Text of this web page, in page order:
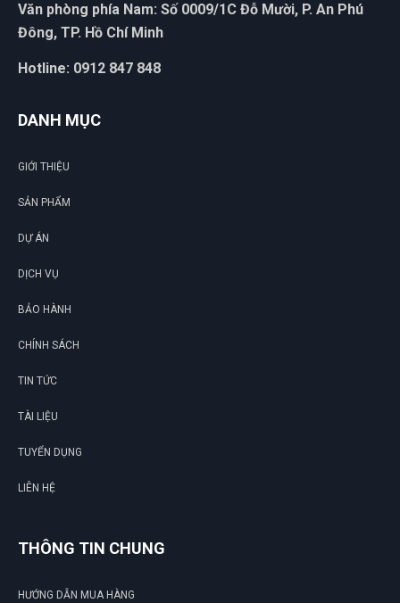
Văn phòng phía Nam: Số 0009/1C Đỗ Mười, P. An Phú
Đông, TP. Hồ Chí Minh
Hotline: 0912 847 848
DANH MỤC
GIỚI THIỆU
SẢN PHẨM
DỰ ÁN
DỊCH VỤ
BẢO HÀNH
CHÍNH SÁCH
TIN TỨC
TÀI LIỆU
TUYỂN DỤNG
LIÊN HỆ
THÔNG TIN CHUNG
HƯỚNG DẪN MUA HÀNG